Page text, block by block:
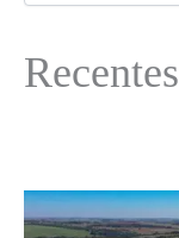
Recentes